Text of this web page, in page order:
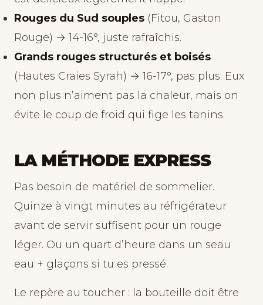
Rouges du Sud souples (Fitou, Gaston
Rouge) → 14-16°, juste rafraîchis.
Grands rouges structurés et boisés
(Hautes Craies Syrah) → 16-17°, pas plus. Eux
non plus n’aiment pas la chaleur, mais on
évite le coup de froid qui fige les tanins.
LA MÉTHODE EXPRESS
Pas besoin de matériel de sommelier.
Quinze à vingt minutes au réfrigérateur
avant de servir suffisent pour un rouge
léger. Ou un quart d’heure dans un seau
eau + glaçons si tu es pressé.
Le repère au toucher : la bouteille doit être